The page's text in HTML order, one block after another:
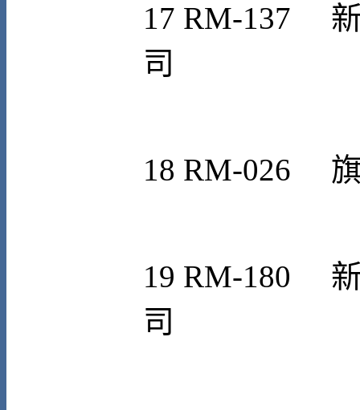
17 RM-137
司
18 RM-026
19 RM-180
司